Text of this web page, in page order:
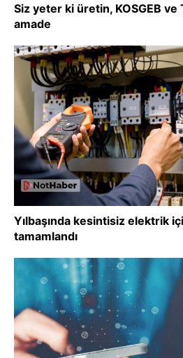
Siz yeter ki üretin, KOSGEB ve
amade
Yılbaşında kesintisiz elektrik
tamamlandı